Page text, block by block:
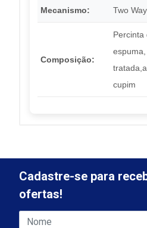
Mecanismo: Two Way
Composição:
Percinta
cupim
Cadastre-se para
ofertas!